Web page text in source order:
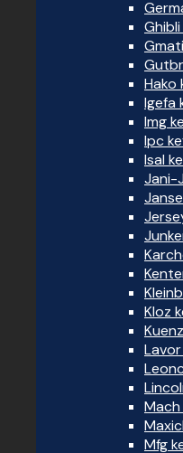
Hako
Igefa
Img
Ipc
Isal
Jani-
Kloz
Mfg